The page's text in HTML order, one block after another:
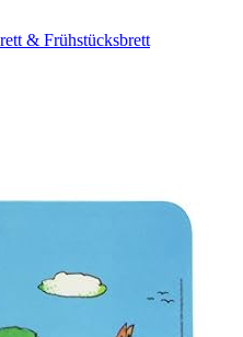
& Frühstücksbrett